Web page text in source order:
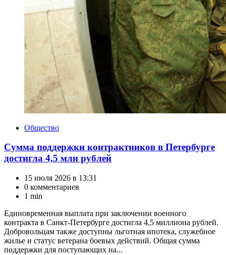
КатегорииОбщество
Сумма поддержки контрактников в Петербурге
достигла 4,5 млн рублей
15 июля 2026 в 13:31
0 комментариев
1 min
Единовременная выплата при заключении военного
контракта в Санкт-Петербурге достигла 4,5 миллиона рублей.
Добровольцам также доступны льготная ипотека, служебное
жилье и статус ветерана боевых действий. Общая сумма
поддержки для поступающих на...